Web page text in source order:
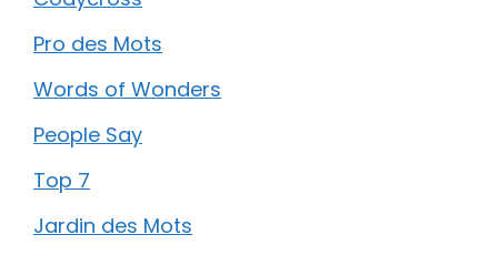
Pro des Mots
Words of Wonders
People Say
Top 7
Jardin des Mots